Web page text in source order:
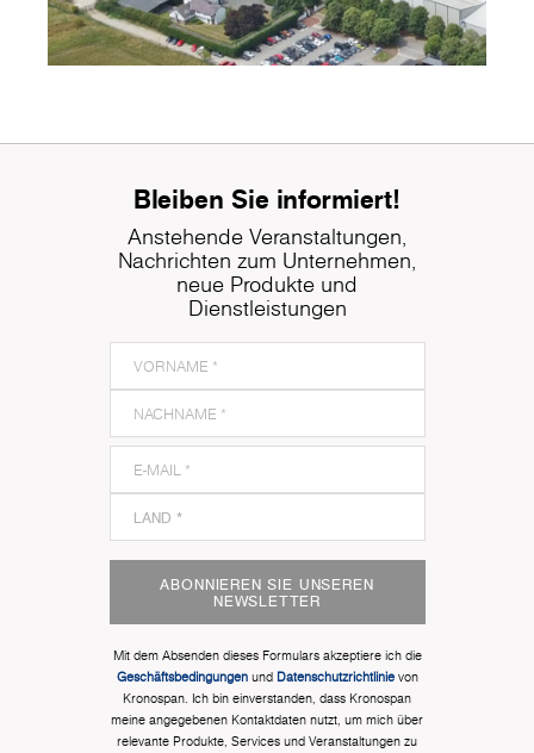
Bleiben Sie informiert!
Anstehende Veranstaltungen,
Nachrichten zum Unternehmen,
neue Produkte und
Dienstleistungen
ABONNIEREN SIE UNSEREN
NEWSLETTER
Mit dem Absenden dieses Formulars akzeptiere ich die
Geschäftsbedingungenund Datenschutzrichtlinievon
Kronospan. Ich bin einverstanden, dass Kronospan
meine angegebenen Kontaktdaten nutzt, um mich über
relevante Produkte, Services und Veranstaltungen zu